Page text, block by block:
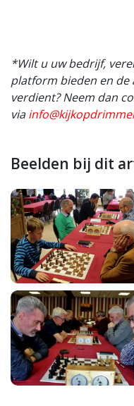
*Wilt u uw bedrijf,
platform bieden en de
verdient? Neem dan
via
Beelden bij dit